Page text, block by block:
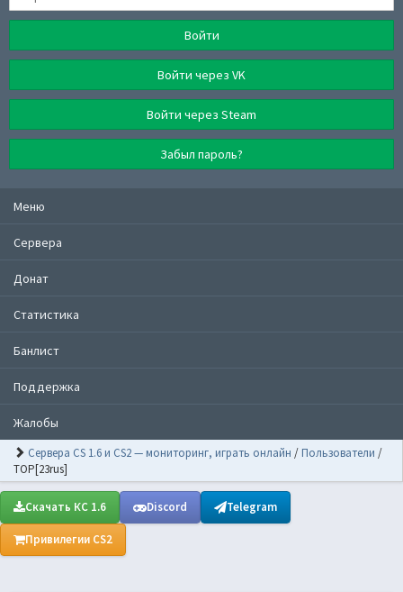
Войти
Войти через VK
Войти через Steam
Забыл пароль?
Меню
Сервера
Донат
Статистика
Банлист
Поддержка
Жалобы
Сервера CS 1.6 и CS2 — мониторинг, играть онлайн / Пользователи /
TOP[23rus]
Скачать КС 1.6 Discord Telegram
Привилегии CS2